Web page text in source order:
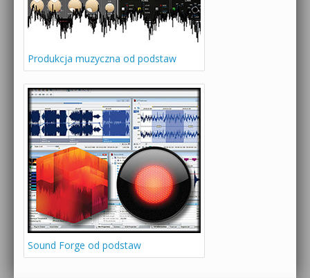
Produkcja muzyczna od podstaw
Sound Forge od podstaw